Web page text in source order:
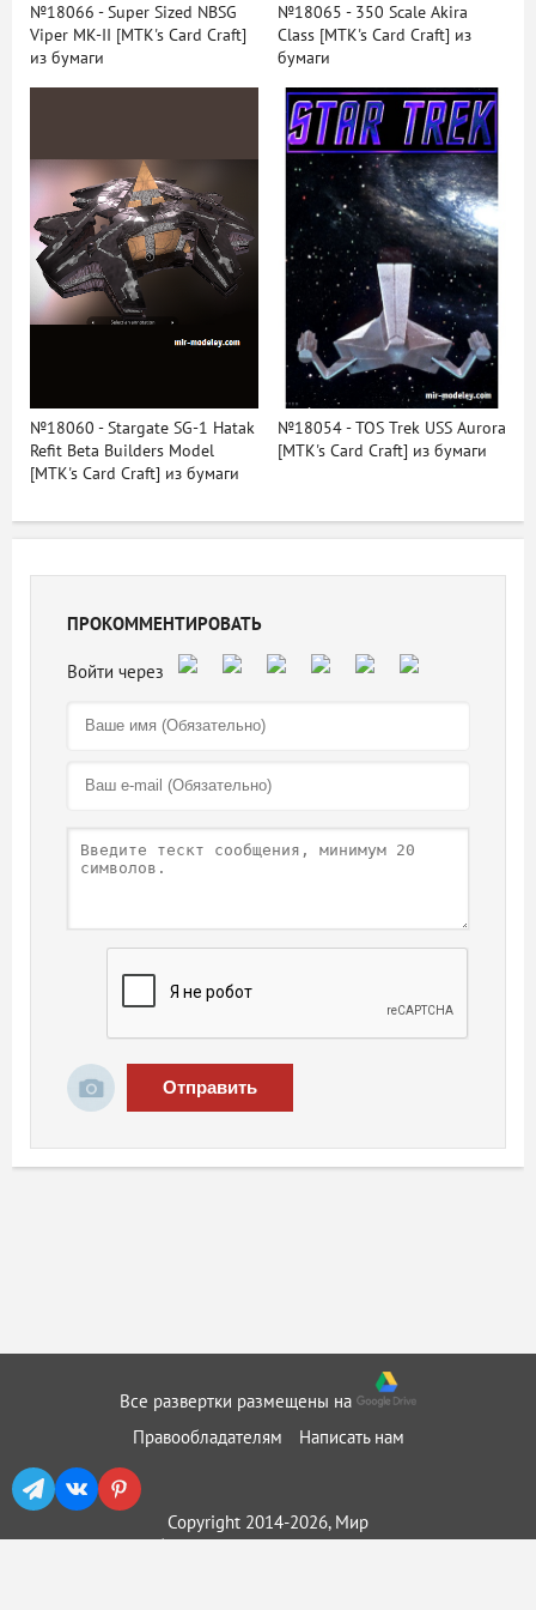
№18066 - Super Sized NBSG
Viper MK-II [MTK's Card Craft]
из бумаги
№18065 - 350 Scale Akira
Class [MTK's Card Craft] из
бумаги
№18060 - Stargate SG-1 Hatak
Refit Beta Builders Model
[MTK's Card Craft] из бумаги
№18054 - TOS Trek USS Aurora
[MTK's Card Craft] из бумаги
ПРОКОММЕНТИРОВАТЬ
Отправить
Все развертки размещены на
Правообладателям
Написать нам
Copyright 2014-2026, Мир
бумажного моделирования ::